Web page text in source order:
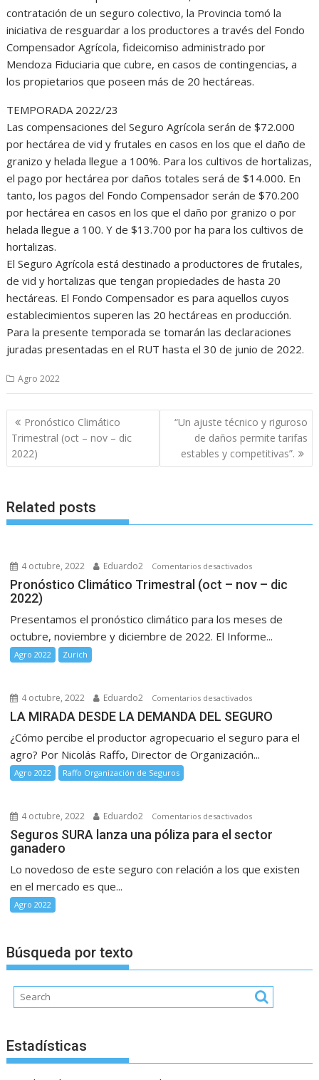
contratación de un seguro colectivo, la Provincia tomó la
iniciativa de resguardar a los productores a través del Fondo
Compensador Agrícola, fideicomiso administrado por
Mendoza Fiduciaria que cubre, en casos de contingencias, a
los propietarios que poseen más de 20 hectáreas.
TEMPORADA 2022/23
Las compensaciones del Seguro Agrícola serán de $72.000
por hectárea de vid y frutales en casos en los que el daño de
granizo y helada llegue a 100%. Para los cultivos de hortalizas,
el pago por hectárea por daños totales será de $14.000. En
tanto, los pagos del Fondo Compensador serán de $70.200
por hectárea en casos en los que el daño por granizo o por
helada llegue a 100. Y de $13.700 por ha para los cultivos de
hortalizas.
El Seguro Agrícola está destinado a productores de frutales,
de vid y hortalizas que tengan propiedades de hasta 20
hectáreas. El Fondo Compensador es para aquellos cuyos
establecimientos superen las 20 hectáreas en producción.
Para la presente temporada se tomarán las declaraciones
juradas presentadas en el RUT hasta el 30 de junio de 2022.
Agro 2022
Navegación
de
entradas
Pronóstico Climático
Trimestral (oct – nov – dic
2022)
“Un ajuste técnico y riguroso
de daños permite tarifas
estables y competitivas”.
Related posts
4 octubre, 2022 Eduardo2 Comentarios desactivadosen
Pronóstico
–
Pronóstico Climático Trimestral (oct – nov – dic
2022)
Presentamos el pronóstico climático para los meses de
octubre, noviembre y diciembre de 2022. El Informe...
Agro 2022 Zurich
4 octubre, 2022 Eduardo2 Comentarios desactivadosen
LA
DESDE
LA
LA MIRADA DESDE LA DEMANDA DEL SEGURO
¿Cómo percibe el productor agropecuario el seguro para el
agro? Por Nicolás Raffo, Director de Organización...
Agro 2022 Raffo Organización de Seguros
4 octubre, 2022 Eduardo2 Comentarios desactivadosen
Seguros
Seguros SURA lanza una póliza para el sector
ganadero
Lo novedoso de este seguro con relación a los que existen
en el mercado es que...
Agro 2022
Búsqueda por texto
Estadísticas